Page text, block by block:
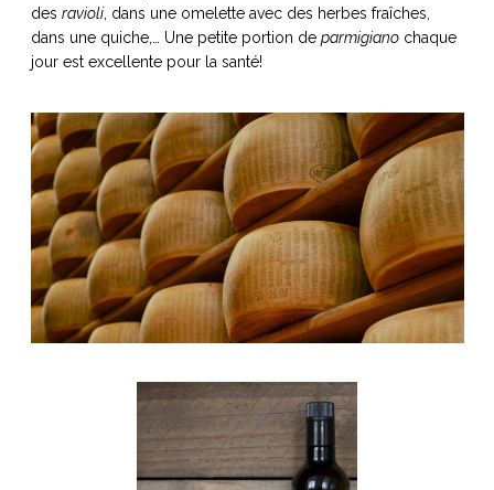
des ravioli, dans une omelette avec des herbes fraîches,
dans une quiche,… Une petite portion de parmigianochaque
jour est excellente pour la santé!